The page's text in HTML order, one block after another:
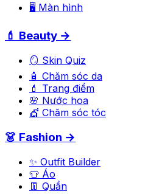
🖥️ Màn hình
💄 Beauty →
🪞 Skin Quiz
🧴 Chăm sóc da
💄 Trang điểm
🌸 Nước hoa
💇 Chăm sóc tóc
👗 Fashion →
✨ Outfit Builder
👕 Áo
👖 Quần